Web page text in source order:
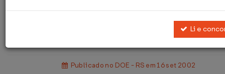
Instrução Normativa DRP nº 47
Publicado no DOE - RS em 16 set 2002
Li e